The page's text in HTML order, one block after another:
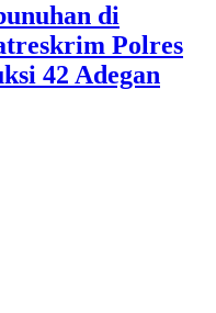
di
Polres
42 Adegan